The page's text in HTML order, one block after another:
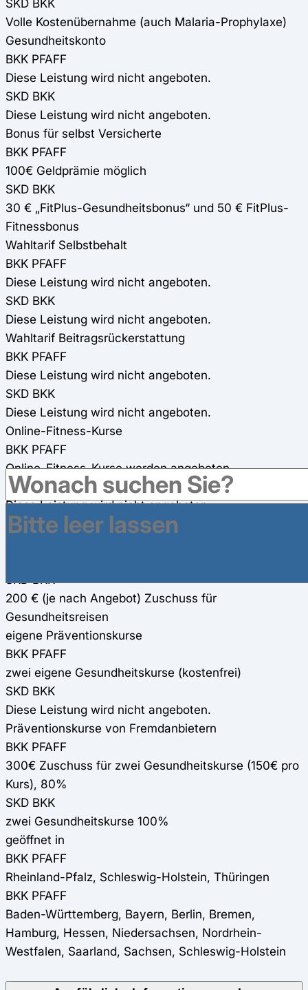
SKD BKK
Volle Kostenübernahme (auch Malaria-Prophylaxe)
Gesundheitskonto
BKK PFAFF
Diese Leistung wird nicht angeboten.
SKD BKK
Diese Leistung wird nicht angeboten.
Bonus für selbst Versicherte
BKK PFAFF
100€ Geldprämie möglich
SKD BKK
30 € „FitPlus-Gesundheitsbonus“ und 50 € FitPlus-
Fitnessbonus
Wahltarif Selbstbehalt
BKK PFAFF
Diese Leistung wird nicht angeboten.
SKD BKK
Diese Leistung wird nicht angeboten.
Wahltarif Beitragsrückerstattung
BKK PFAFF
Diese Leistung wird nicht angeboten.
SKD BKK
Diese Leistung wird nicht angeboten.
Online-Fitness-Kurse
BKK PFAFF
Online-Fitness-Kurse werden angeboten
SKD BKK
Diese Leistung wird nicht angeboten.
Gesundheitsreisen
SKD BKK
200 € (je nach Angebot) Zuschuss für
Gesundheitsreisen
eigene Präventionskurse
BKK PFAFF
zwei eigene Gesundheitskurse (kostenfrei)
SKD BKK
Diese Leistung wird nicht angeboten.
Präventionskurse von Fremdanbietern
BKK PFAFF
300€ Zuschuss für zwei Gesundheitskurse (150€ pro
Kurs), 80%
SKD BKK
zwei Gesundheitskurse 100%
geöffnet in
BKK PFAFF
Rheinland-Pfalz, Schleswig-Holstein, Thüringen
BKK PFAFF
Baden-Württemberg, Bayern, Berlin, Bremen,
Hamburg, Hessen, Niedersachsen, Nordrhein-
Westfalen, Saarland, Sachsen, Schleswig-Holstein